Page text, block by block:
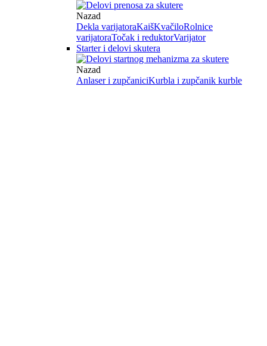
Nazad
Dekla varijatoraKaišKvačiloRolnice
varijatoraTočak i reduktorVarijator
Starter i delovi skutera
Nazad
Anlaser i zupčaniciKurbla i zupčanik kurble